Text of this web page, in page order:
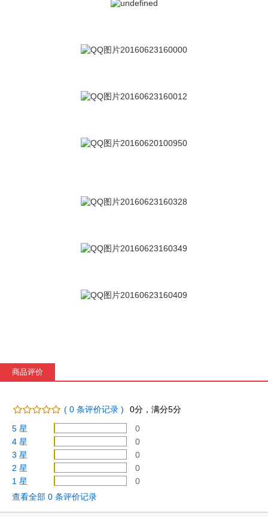
商品评价
(0 条评价记录 ) 0分，满分5分
5 星
0
4 星
0
3 星
0
2 星
0
1 星
0
查看全部 0 条评价记录